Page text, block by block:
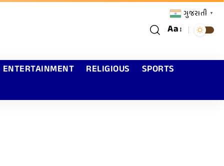
Aa
ENTERTAINMENT RELIGIOUS SPORTS
ગુજરાતી ▼